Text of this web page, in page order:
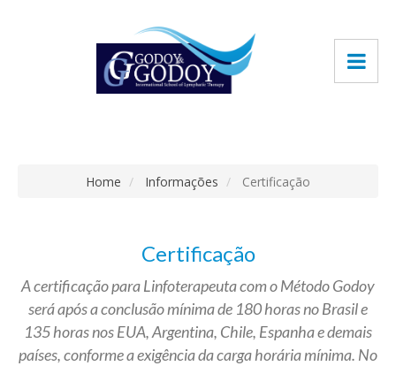
Home Informações Certificação
Certificação
A certificação para Linfoterapeuta com o Método Godoy
será após a conclusão mínima de 180 horas no Brasil e
135 horas nos EUA, Argentina, Chile, Espanha e demais
países, conforme a exigência da carga horária mínima. No